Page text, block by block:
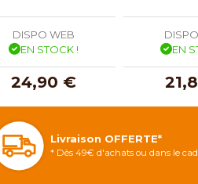
DISPO WEB
EN STOCK !
24,90 €
EN
Livraison OFFERTE*
* Dès 49€ d'achats ou dans le